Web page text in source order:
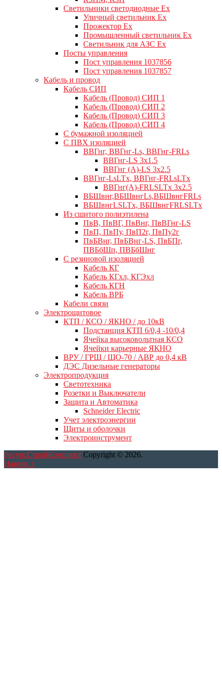
Светильники светодиодные Ex
Уличный светильник Ex
Прожектор Ex
Промышленный светильник Ex
Светильник для АЗС Ex
Посты управления
Пост управления 1037856
Пост управления 1037857
Кабель и провод
Кабель СИП
Кабель (Провод) СИП 1
Кабель (Провод) СИП 2
Кабель (Провод) СИП 3
Кабель (Провод) СИП 4
С бумажной изоляцией
С ПВХ изоляцией
ВВГнг, ВВГнг-Ls, ВВГнг-FRLs
ВВГнг-LS 3х1.5
ВВГнг (А)-LS 3х2.5
ВВГнг-LsLTx, ВВГнг-FRLsLTx
ВВГнг(А)-FRLSLTx 3х2.5
ВБШвнг,ВБШвнгLs,ВБШвнгFRLs
ВБШвнгLSLTx, ВБШвнгFRLSLTx
Из сшитого полиэтилена
ПвВ, ПвВГ, ПвВнг, ПвВГнг-LS
ПвП, ПвПу, ПвП2г, ПвПу2г
ПвБВнг, ПвБВнг-LS, ПвБПг,
ПВБбШп, ПВБбШнг
C резиновой изоляцией
Кабель КГ
Кабель КГхл, КГЭхл
Кабель КГН
Кабель ВРБ
Кабели связи
Электрощитовое
КТП / КСО / ЯКНО / до 10кВ
Подстанция КТП 6/0,4 -10/0,4
Ячейка высоковольтная КСО
Ячейки карьерные ЯКНО
ВРУ / ГРЩ / ЩО-70 / АВР до 0,4 кВ
ДЭС Дизельные генераторы
Электропродукция
Светотехника
Розетки и Выключатели
Защита и Автоматика
Schneider Electric
Учет электроэнергии
Щиты и оболочки
Электроинструмент
РесурсСтройКомплект Copyright © 2026.
Наверх ↑